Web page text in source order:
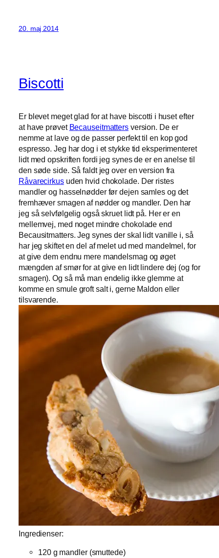
20. maj 2014
Biscotti
Er blevet meget glad for at have biscotti i huset efter
at have prøvet Becauseitmattersversion. De er
nemme at lave og de passer perfekt til en kop god
espresso. Jeg har dog i et stykke tid eksperimenteret
lidt med opskriften fordi jeg synes de er en anelse til
den søde side. Så faldt jeg over en version fra
Råvarecirkusuden hvid chokolade. Der ristes
mandler og hasselnødder før dejen samles og det
fremhæver smagen af nødder og mandler. Den har
jeg så selvfølgelig også skruet lidt på. Her er en
mellemvej, med noget mindre chokolade end
Becausitmatters. Jeg synes der skal lidt vanille i, så
har jeg skiftet en del af melet ud med mandelmel, for
at give dem endnu mere mandelsmag og øget
mængden af smør for at give en lidt lindere dej (og for
smagen). Og så må man endelig ikke glemme at
komme en smule groft salt i, gerne Maldon eller
tilsvarende.
Ingredienser:
120 g mandler (smuttede)